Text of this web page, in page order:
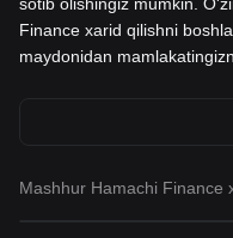
sotib olishingiz mumkin.
Finance xarid qilishni
maydonidan
Mashhur Hamachi Finance